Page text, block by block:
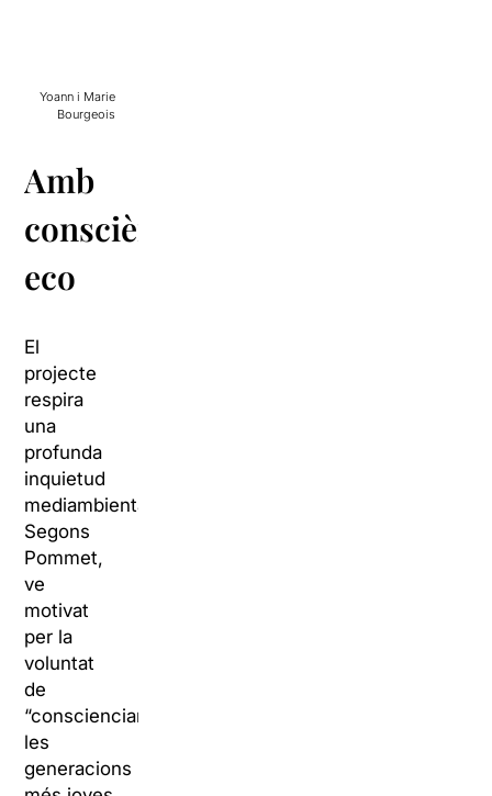
Yoann i Marie
Bourgeois
Amb
consciència
eco
El
projecte
respira
una
profunda
inquietud
mediambiental.
Segons
Pommet,
ve
motivat
per la
voluntat
de
“conscienciar
les
generacions